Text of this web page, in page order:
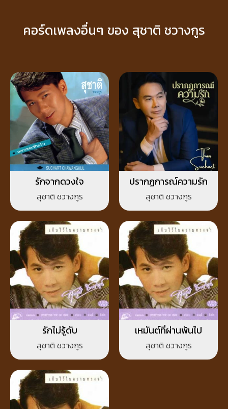
คอร์ดเพลงอื่นๆ ของ สุชาติ ชวางกูร
รักจากดวงใจ
สุชาติ ชวางกูร
ปรากฏการณ์ความรัก
สุชาติ ชวางกูร
รักไม่รู้ดับ
สุชาติ ชวางกูร
เหมันต์ที่ผ่านพ้นไป
สุชาติ ชวางกูร